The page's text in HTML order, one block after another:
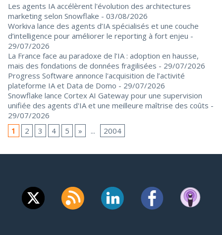
Les agents IA accélèrent l'évolution des architectures
marketing selon Snowflake - 03/08/2026
Workiva lance des agents d’IA spécialisés et une couche
d’intelligence pour améliorer le reporting à fort enjeu -
29/07/2026
La France face au paradoxe de l’IA : adoption en hausse,
mais des fondations de données fragilisées - 29/07/2026
Progress Software annonce l'acquisition de l’activité
plateforme IA et Data de Domo - 29/07/2026
Snowflake lance Cortex AI Gateway pour une supervision
unifiée des agents d'IA et une meilleure maîtrise des coûts -
29/07/2026
1
2 3 4 5 » ... 2004